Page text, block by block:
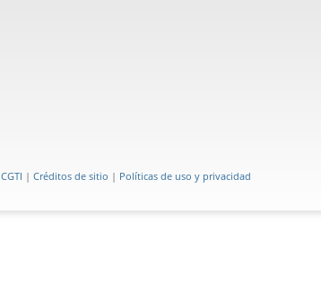
CGTI | Créditos de sitio | Políticas de uso y privacidad